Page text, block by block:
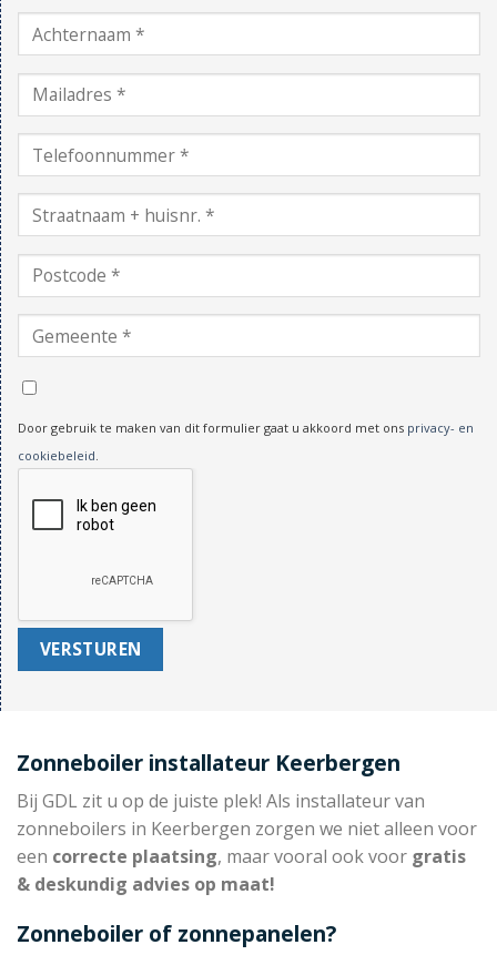
Door gebruik te maken van dit formulier gaat u akkoord met ons privacy- en
cookiebeleid
Zonneboiler installateur Keerbergen
Bij GDL zit u op de juiste plek! Als installateur van
zonneboilers in Keerbergen zorgen we niet alleen voor
een correcte plaatsing, maar vooral ook voor gratis
& deskundig advies op maat!
Zonneboiler of zonnepanelen?